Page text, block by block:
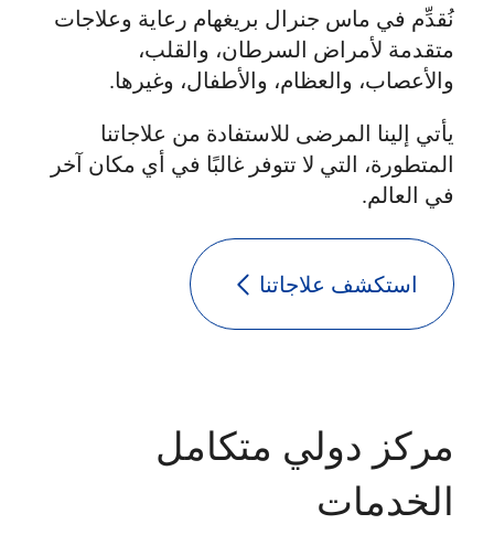
نُقدِّم في ماس جنرال بريغهام رعاية وعلاجات
متقدمة لأمراض السرطان، والقلب،
والأعصاب، والعظام، والأطفال، وغيرها.
يأتي إلينا المرضى للاستفادة من علاجاتنا
المتطورة، التي لا تتوفر غالبًا في أي مكان آخر
في العالم.
استكشف علاجاتنا
مركز دولي متكامل
الخدمات